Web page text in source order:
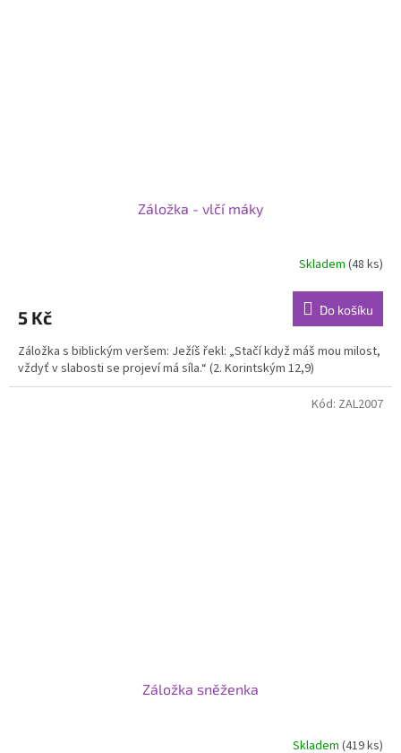
Záložka - vlčí máky
Skladem (48 ks)
5 Kč Do košíku
Záložka s biblickým veršem: Ježíš řekl: „Stačí když máš mou milost,
vždyť v slabosti se projeví má síla.“ (2. Korintským 12,9)
Záložka sněženka
Skladem (419 ks)
Kód: ZAL2007